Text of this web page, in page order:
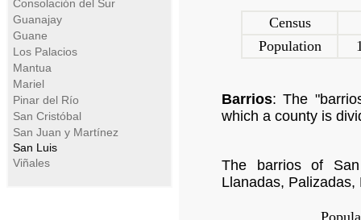
Consolación del Sur
Guanajay
Guane
Los Palacios
Mantua
Mariel
Pinar del Río
San Cristóbal
San Juan y Martínez
San Luis
Viñales
Census
Population
Barrios: The
which a county is
The barrios of
Llanadas,